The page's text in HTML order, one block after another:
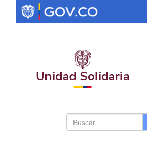
contenido
Buscar